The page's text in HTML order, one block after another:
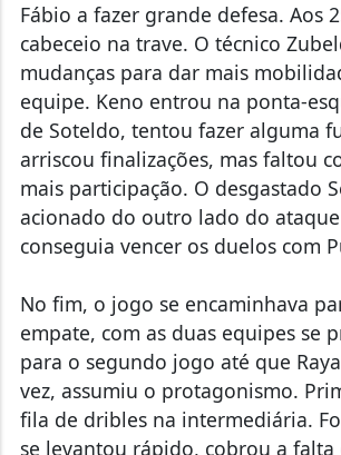
Fábio a fazer grande defesa. Aos
cabeceio na trave. O técnico
mudanças para dar mais
equipe. Keno entrou na ponta-
de Soteldo, tentou fazer alguma
arriscou finalizações, mas faltou
mais participação. O desgastado
acionado do outro lado do
conseguia vencer os duelos com
No fim, o jogo se encaminhava
empate, com as duas equipes se
para o segundo jogo até que
vez, assumiu o protagonismo.
fila de dribles na intermediária.
se levantou rápido, cobrou a falta